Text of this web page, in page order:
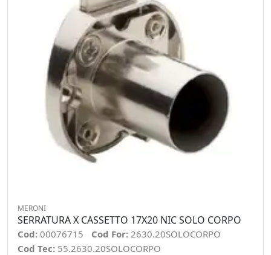
MERONI
SERRATURA X CASSETTO 17X20 NIC SOLO CORPO
Cod: 00076715 Cod For: 2630.20SOLOCORPO
Cod Tec: 55.2630.20SOLOCORPO